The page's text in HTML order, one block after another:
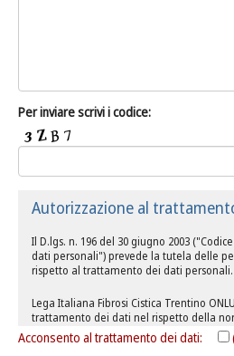
Per inviare scrivi i codice:
Autorizzazione al
Il D.lgs. n. 196 del 30 giugno 2003
dati personali") prevede la tutela delle
rispetto al trattamento dei dati personali.
Lega Italiana Fibrosi Cistica Trentino
trattamento dei dati nel rispetto della
a principi di correttezza, liceità e
riservatezza e dei diritti dei propri clienti
Acconsento al trattamento dei dati: